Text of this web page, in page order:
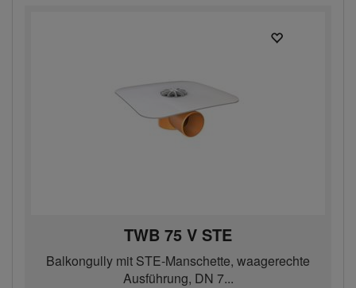
TWB 75 V STE
Balkongully mit STE-Manschette, waagerechte
Ausführung, DN 7...